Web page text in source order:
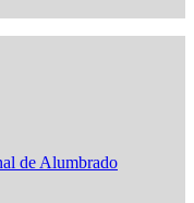
de Alumbrado